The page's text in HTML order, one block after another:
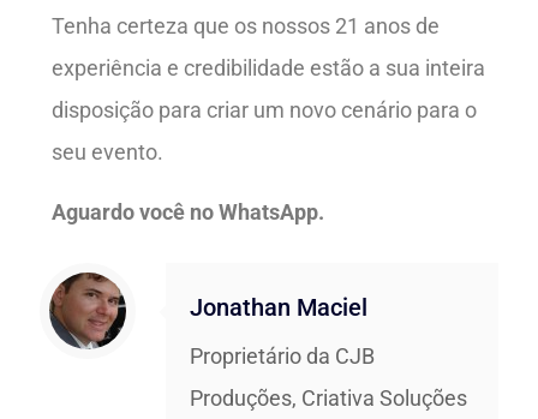
Tenha certeza que os nossos 21 anos de
experiência e credibilidade estão a sua inteira
disposição para criar um novo cenário para o
seu evento.
Aguardo você no WhatsApp.
Jonathan Maciel
Proprietário da CJB
Produções, Criativa Soluções